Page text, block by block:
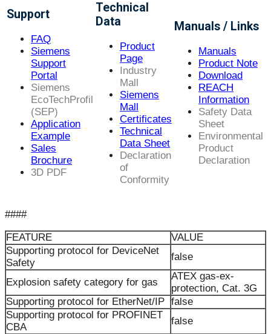
Support
FAQ
Siemens
Support
Portal
Siemens
EcoTechProfil
(SEP)
Application
Example
Sales
Brochure
3D PDF
Technical
Data
Product
Page
Industry
Mall
Siemens
Mall
Certificates
Technical
Data Sheet
Declaration
of
Conformity
Manuals / Links
Manuals
Product Note
Download
REACH
Information
Safety Data
Sheet
Environmental
Product
Declaration
####
FEATURE
VALUE
Supporting protocol for DeviceNet
Safety
false
Explosion safety category for gas
ATEX gas-ex-
protection, Cat. 3G
Supporting protocol for EtherNet/IP false
Supporting protocol for PROFINET
CBA
false